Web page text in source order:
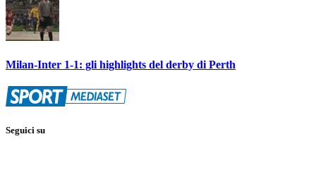
Milan-Inter 1-1: gli highlights del derby di Perth
Seguici su